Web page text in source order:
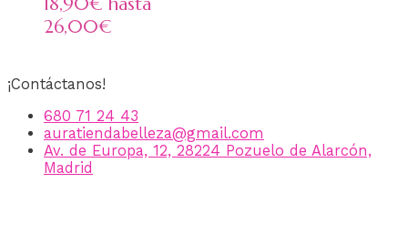
26,00€
¡Contáctanos!
680 71 24 43
auratiendabelleza@gmail.com
Av. de Europa, 12, 28224 Pozuelo de Alarcón,
Madrid